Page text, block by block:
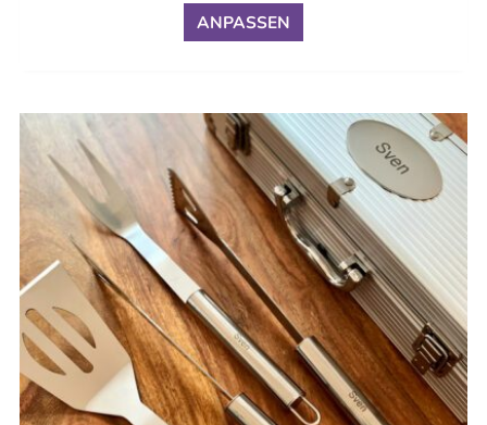
ANPASSEN
Ursprünglicher
Preis
war:
€40,49
Aktueller
Preis
ist:
€35,99.